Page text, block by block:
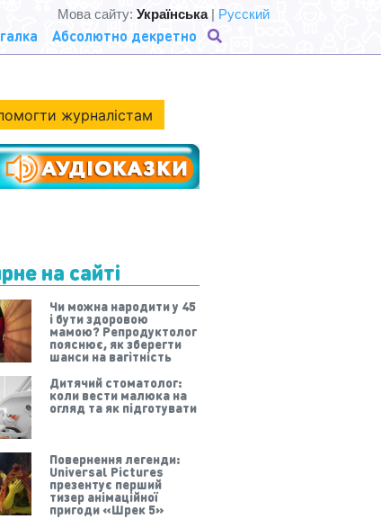
Абсолютно декретно
Мова сайту: Українська| Русский
журналістам
на сайті
Чи можна народити у 45
і бути здоровою
мамою? Репродуктолог
пояснює, як зберегти
шанси на вагітність
Дитячий стоматолог:
коли вести малюка на
огляд та як підготувати
Повернення легенди:
Universal Pictures
презентує перший
тизер анімаційної
пригоди «Шрек 5»